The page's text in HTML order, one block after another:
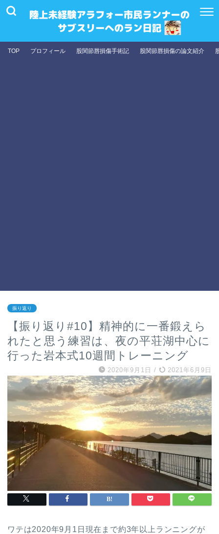
TOP プロフィール 股関節唇損傷手術記 股関節唇損傷の論文紹介
振り返り
【振り返り#10】精神的に一番鍛えら
れたと思う練習は、夜の平荘湖中心に
行った岩本式10週間トレーニング
2020年9月1日 / 2021年6月9日
ワテは2020年9月1日現在まで約3年以上ランニングが